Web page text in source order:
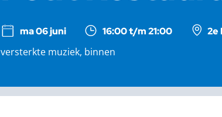
ma 06 juni 16:00 t/m 21:00
2e
versterkte muziek, binnen